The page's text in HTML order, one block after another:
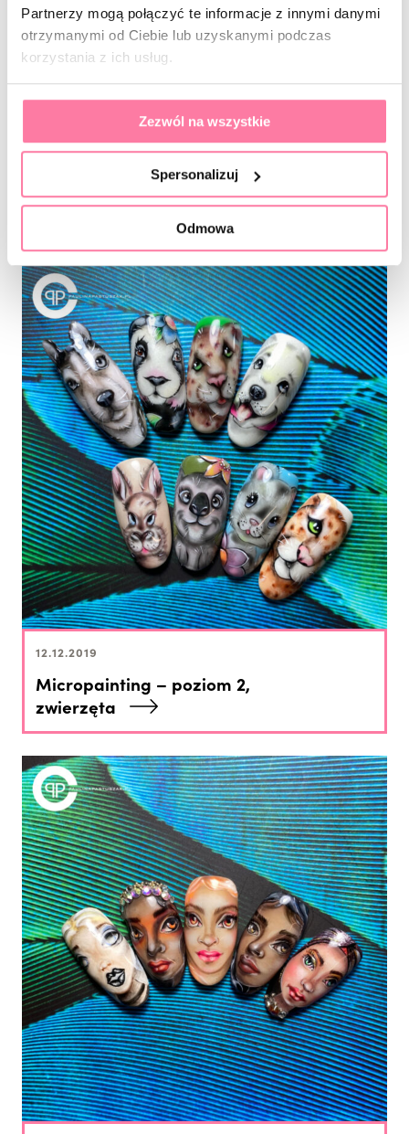
Partnerzy mogą połączyć te informacje z innymi danymi
otrzymanymi od Ciebie lub uzyskanymi podczas
korzystania z ich usług.
Zezwól na wszystkie
Spersonalizuj
Odmowa
Micropainting – poziom 1, kwiaty
12.12.2019
Micropainting – poziom 2,
zwierzęta